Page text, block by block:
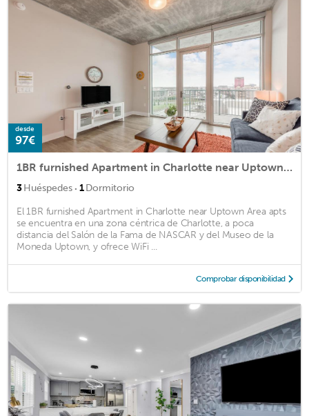
desde
97€
1BR furnished Apartment in Charlotte near Uptown Area apts
3Huéspedes · 1Dormitorio
El 1BR furnished Apartment in Charlotte near Uptown Area apts
se encuentra en una zona céntrica de Charlotte, a poca
distancia del Salón de la Fama de NASCAR y del Museo de la
Moneda Uptown, y ofrece WiFi ...
Comprobar disponibilidad